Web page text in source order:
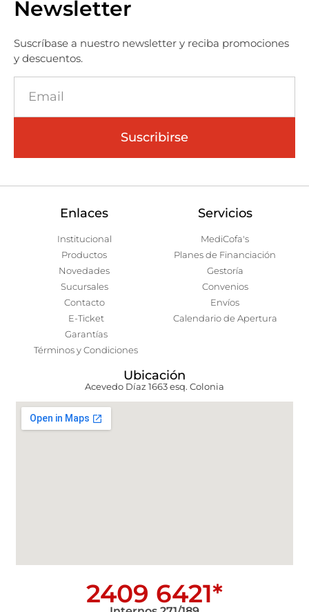
Newsletter
Suscríbase a nuestro newsletter y reciba promociones
y descuentos.
Suscribirse
Enlaces
Institucional
Productos
Novedades
Sucursales
Contacto
E-Ticket
Garantías
Términos y Condiciones
Servicios
MediCofa's
Planes de Financiación
Gestoría
Convenios
Envíos
Calendario de Apertura
Ubicación
Acevedo Díaz 1663 esq. Colonia
2409 6421*